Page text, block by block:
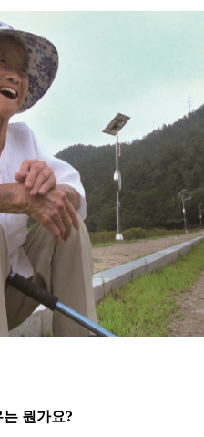
뭔가요?